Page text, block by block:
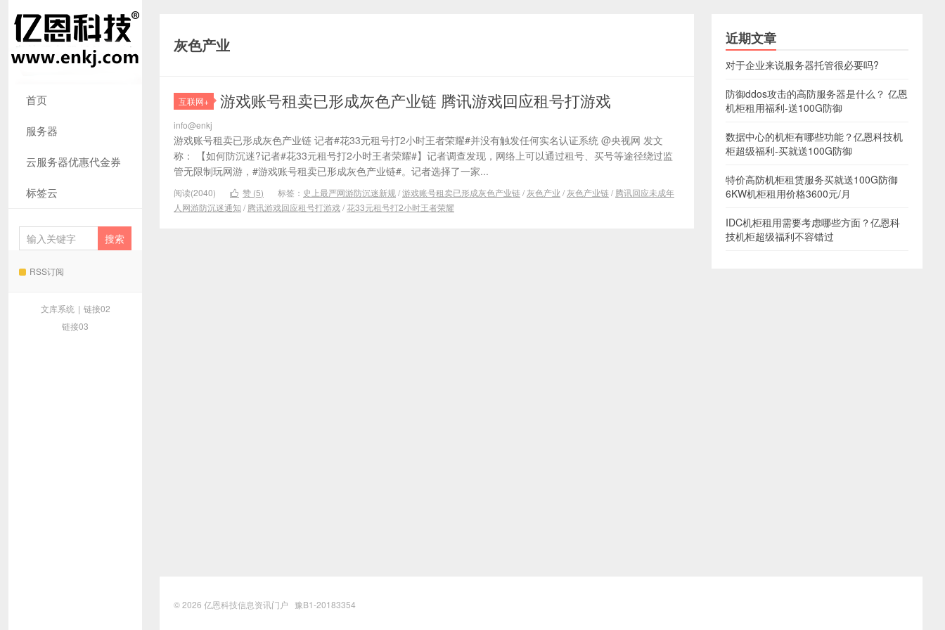
首页
服务器
云服务器优惠代金券
标签云
RSS订阅
文库系统 | 链接02
链接03
灰色产业
互联网+ 游戏账号租卖已形成灰色产业链 腾讯游戏回应租号打游戏
info@enkj
游戏账号租卖已形成灰色产业链 记者#花33元租号打2小时王者荣耀#并没有触发任何实名认证系统 @央视网 发文
称： 【如何防沉迷?记者#花33元租号打2小时王者荣耀#】记者调查发现，网络上可以通过租号、买号等途径绕过监
管无限制玩网游，#游戏账号租卖已形成灰色产业链#。记者选择了一家...
阅读(2040)  赞 (5) 标签： 史上最严网游防沉迷新规/游戏账号租卖已形成灰色产业链/ 灰色产业 / 灰色产业链/ 腾讯回应未成年
人网游防沉迷通知 / 腾讯游戏回应租号打游戏/花33元租号打2小时王者荣耀
近期文章
对于企业来说服务器托管很必要吗?
防御ddos攻击的高防服务器是什么？ 亿恩
机柜租用福利-送100G防御
数据中心的机柜有哪些功能？亿恩科技机
柜超级福利-买就送100G防御
特价高防机柜租赁服务买就送100G防御
6KW机柜租用价格3600元/月
IDC机柜租用需要考虑哪些方面？亿恩科
技机柜超级福利不容错过
© 2026 亿恩科技信息资讯门户 豫B1-20183354